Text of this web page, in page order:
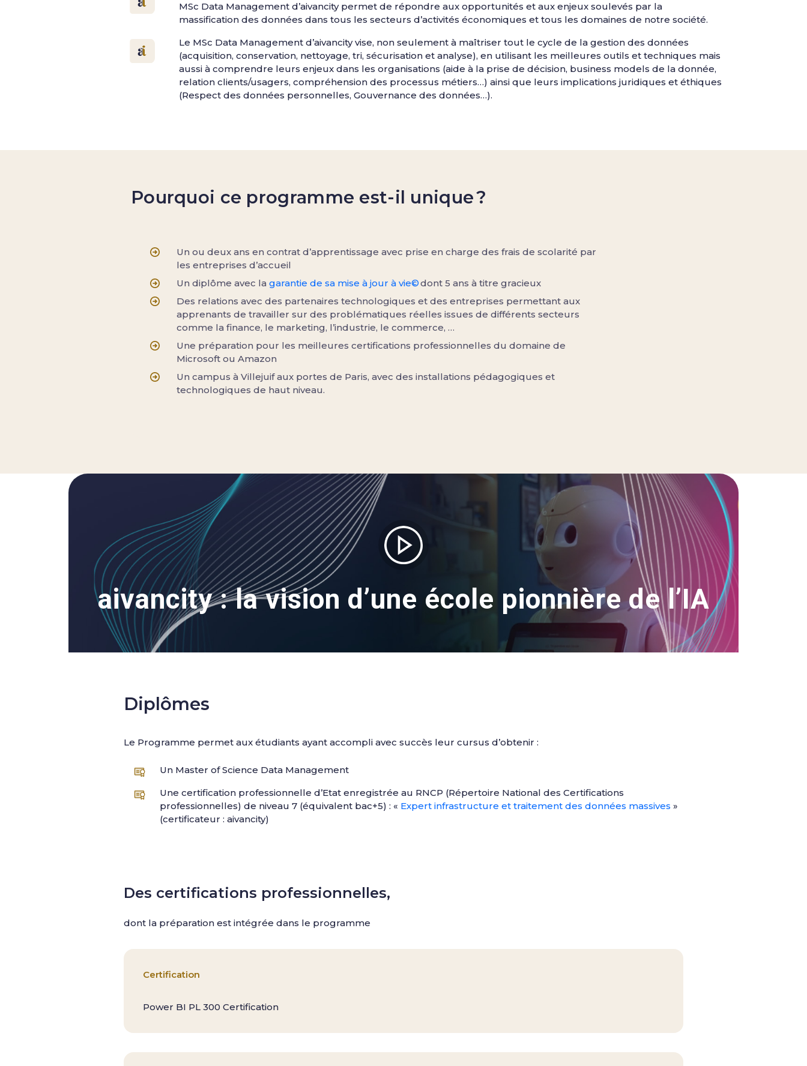
MSc Data Management d’aivancity permet de répondre aux opportunités et aux enjeux soulevés par la
massification des données dans tous les secteurs d’activités économiques et tous les domaines de notre société.
Le MSc Data Management d’aivancity vise, non seulement à maîtriser tout le cycle de la gestion des données
(acquisition, conservation, nettoyage, tri, sécurisation et analyse), en utilisant les meilleures outils et techniques mais
aussi à comprendre leurs enjeux dans les organisations (aide à la prise de décision, business models de la donnée,
relation clients/usagers, compréhension des processus métiers…) ainsi que leurs implications juridiques et éthiques
(Respect des données personnelles, Gouvernance des données…).
Pourquoi ce programme est-il unique ?
Un ou deux ans en contrat d’apprentissage avec prise en charge des frais de scolarité par
les entreprises d’accueil
Un diplôme avec la garantie de sa mise à jour à vie©dont 5 ans à titre gracieux
Des relations avec des partenaires technologiques et des entreprises permettant aux
apprenants de travailler sur des problématiques réelles issues de différents secteurs
comme la finance, le marketing, l’industrie, le commerce, …
Une préparation pour les meilleures certifications professionnelles du domaine de
Microsoft ou Amazon
Un campus à Villejuif aux portes de Paris, avec des installations pédagogiques et
technologiques de haut niveau.
aivancity : la vision d’une école pionnière de l’IA
Diplômes
Le Programme permet aux étudiants ayant accompli avec succès leur cursus d’obtenir :
Un Master of Science Data Management
Une certification professionnelle d’Etat enregistrée au RNCP (Répertoire National des Certifications
professionnelles) de niveau 7 (équivalent bac+5) : « Expert infrastructure et traitement des données massives »
(certificateur : aivancity)
Des certifications professionnelles,
dont la préparation est intégrée dans le programme
Certification
Power BI PL 300 Certification​